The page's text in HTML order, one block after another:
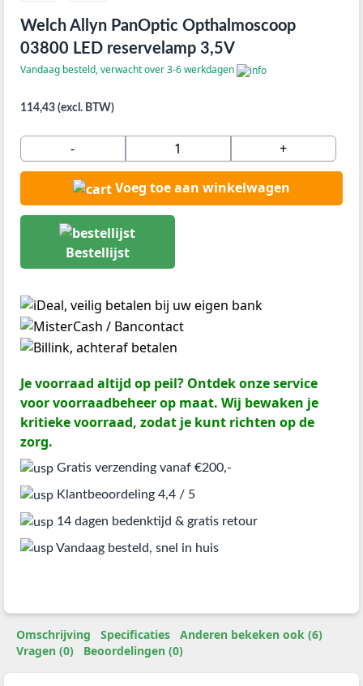
Welch Allyn PanOptic Opthalmoscoop
03800 LED reservelamp 3,5V
Vandaag besteld, verwacht over 3-6 werkdagen
114,43 (excl. BTW)
- +
Voeg toe aan winkelwagen
Bestellijst
Je voorraad altijd op peil? Ontdek onze service
voor voorraadbeheer op maat. Wij bewaken je
kritieke voorraad, zodat je kunt richten op de
zorg.
Gratis verzending vanaf €200,-
Klantbeoordeling 4,4 / 5
14 dagen bedenktijd & gratis retour
Vandaag besteld, snel in huis
Omschrijving Specificaties
Anderen bekeken ook (6)
Vragen (0)
Beoordelingen (0)